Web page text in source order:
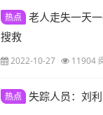
热点
老人走失一天
搜救
2022-10-27 11904
热点 失踪人员：刘